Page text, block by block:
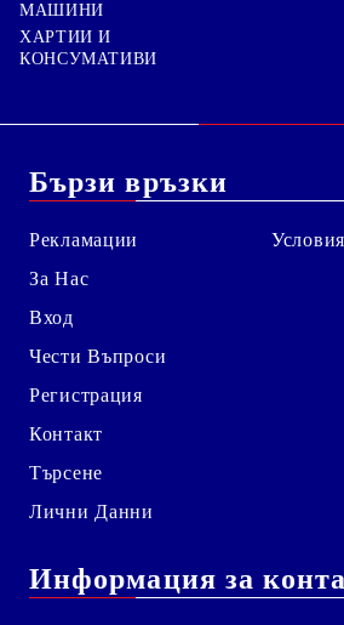
МАШИНИ
ХАРТИИ И
КОНСУМАТИВИ
Бързи връзки
Рекламации
За Нас
Вход
Чести Въпроси
Регистрация
Контакт
Търсене
Лични Данни
Условия
Информация за